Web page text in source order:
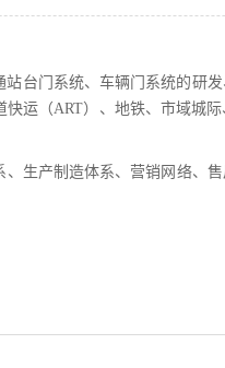
站台门系统、车辆门系统的研
运（ART）、地铁、市域城
生产制造体系、营销网络、